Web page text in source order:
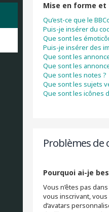
Mise en forme
Qu’est-ce que le
Puis-je insérer du
Que sont les
Puis-je insérer des
Que sont les
Que sont les
Que sont les notes ?
Que sont les sujets
Que sont les icônes
Problèmes de
Pourquoi ai-je
Vous n’êtes pas
vous inscrivant,
d’avatars